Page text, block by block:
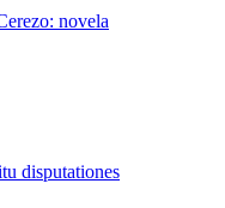
novela
disputationes